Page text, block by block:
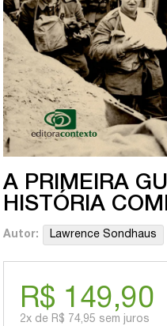
A PRIMEIRA
HISTÓRIA
Autor: Lawrence Sondhaus
R$ 149,90
2x de R$ 74,95 sem juros